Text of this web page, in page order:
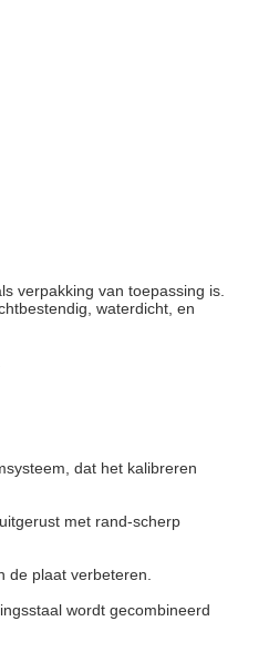
verpakking van toepassing is.
waterdicht, en
dat het kalibreren
met rand-scherp
plaat verbeteren.
wordt gecombineerd